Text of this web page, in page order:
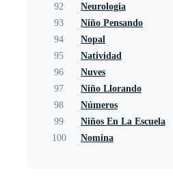
92
Neurologia
93
Niño Pensando
94
Nopal
95
Natividad
96
Nuves
97
Niño Llorando
98
Números
99
Niños En La Escuela
100
Nomina